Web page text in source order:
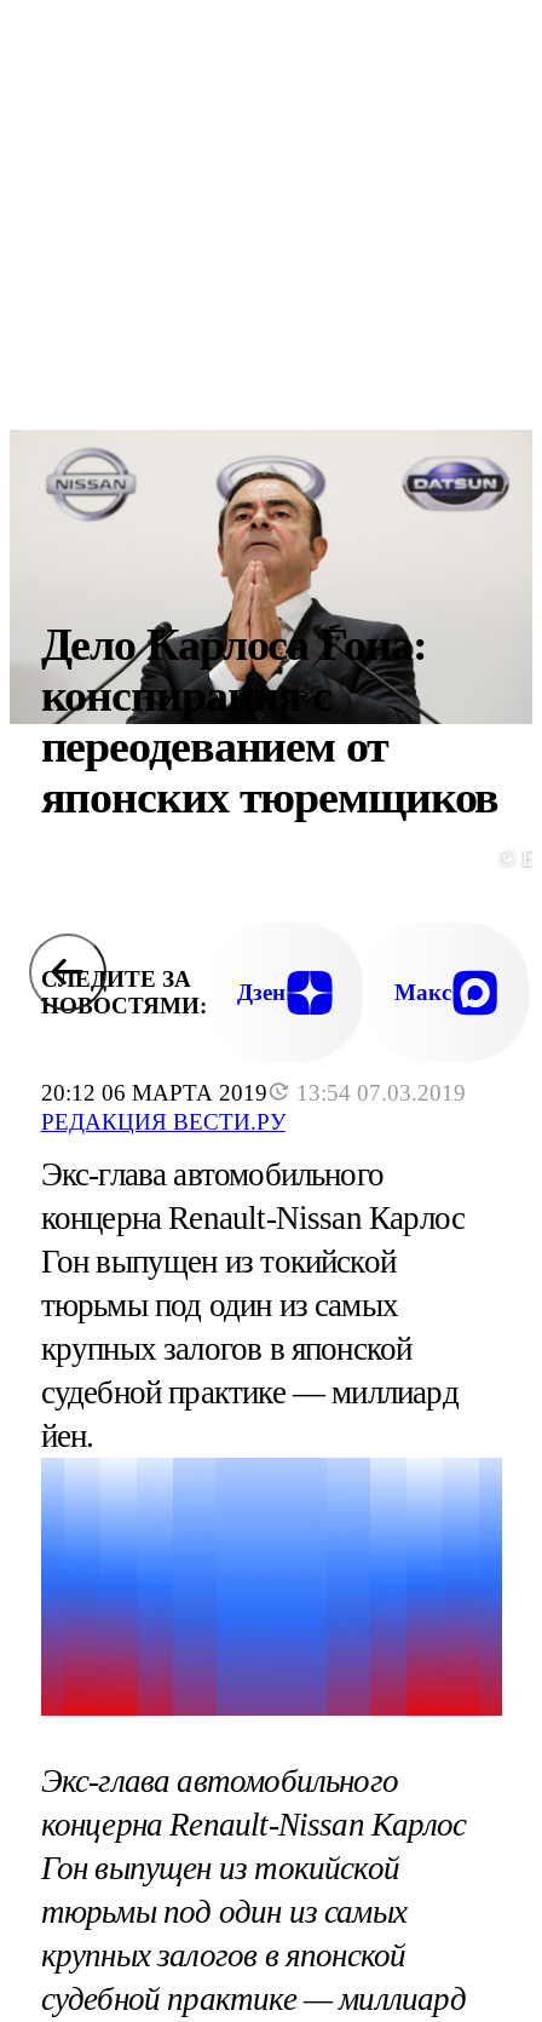
20:12 06 МАРТА 2019
13:54 07.03.2019
РЕДАКЦИЯ ВЕСТИ.РУ
Дело Карлоса Гона:
конспирация с
переодеванием от
японских тюремщиков
©
СЛЕДИТЕ ЗА
НОВОСТЯМИ:
Дзен Макс
Экс-глава автомобильного
концерна Renault-Nissan Карлос
Гон выпущен из токийской
тюрьмы под один из самых
крупных залогов в японской
судебной практике — миллиард
йен.
Экс-глава автомобильного
концерна Renault-Nissan Карлос
Гон выпущен из токийской
тюрьмы под один из самых
крупных залогов в японской
судебной практике — миллиард